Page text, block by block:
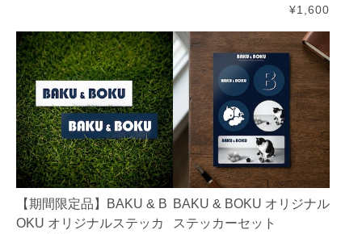
¥1,600
【期間限定品】BAKU & B
OKU オリジナルステッカ
BAKU & BOKU オリジナル
ステッカーセット